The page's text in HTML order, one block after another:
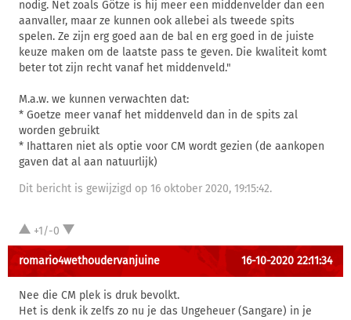
nodig. Net zoals Götze is hij meer een middenvelder dan een
aanvaller, maar ze kunnen ook allebei als tweede spits
spelen. Ze zijn erg goed aan de bal en erg goed in de juiste
keuze maken om de laatste pass te geven. Die kwaliteit komt
beter tot zijn recht vanaf het middenveld."
M.a.w. we kunnen verwachten dat:
* Goetze meer vanaf het middenveld dan in de spits zal
worden gebruikt
* Ihattaren niet als optie voor CM wordt gezien (de aankopen
gaven dat al aan natuurlijk)
Dit bericht is gewijzigd op 16 oktober 2020, 19:15:42.
+1/-0
romario4wethoudervanjuine 16-10-2020 22:11:34
Nee die CM plek is druk bevolkt.
Het is denk ik zelfs zo nu je das Ungeheuer (Sangare) in je